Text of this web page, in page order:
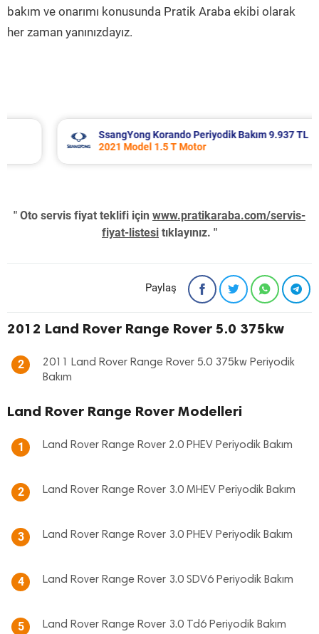
bakım ve onarımı konusunda Pratik Araba ekibi olarak
her zaman yanınızdayız.
SsangYong Korando Periyodik Bakım 9.937 TL
2021 Model 1.5 T Motor
" Oto servis fiyat teklifi için www.pratikaraba.com/servis-
fiyat-listesi tıklayınız. "
Paylaş
2012 Land Rover Range Rover 5.0 375kw
2
2011 Land Rover Range Rover 5.0 375kw Periyodik
Bakım
Land Rover Range Rover Modelleri
1 Land Rover Range Rover 2.0 PHEV Periyodik Bakım
2 Land Rover Range Rover 3.0 MHEV Periyodik Bakım
3 Land Rover Range Rover 3.0 PHEV Periyodik Bakım
4 Land Rover Range Rover 3.0 SDV6 Periyodik Bakım
5 Land Rover Range Rover 3.0 Td6 Periyodik Bakım